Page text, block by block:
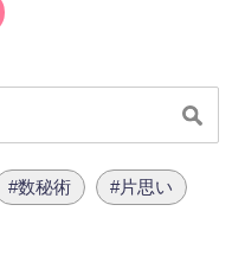
#数秘術 #片思い